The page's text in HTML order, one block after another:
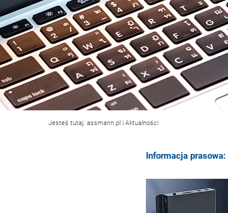
Jesteś tutaj: assmann.pl | Aktualności
Informacja prasowa: